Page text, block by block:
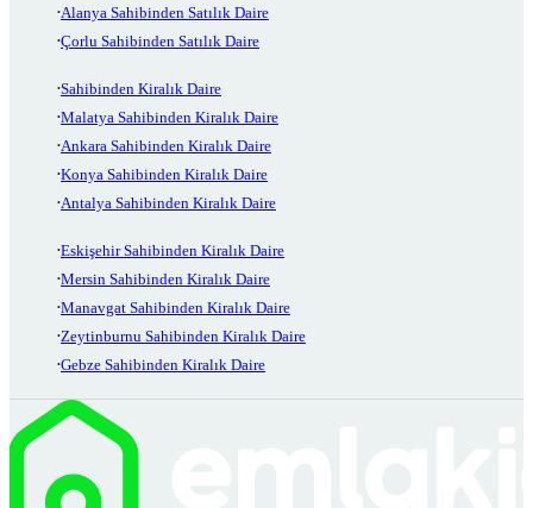
Alanya Sahibinden Satılık Daire
Çorlu Sahibinden Satılık Daire
Sahibinden Kiralık Daire
Malatya Sahibinden Kiralık Daire
Ankara Sahibinden Kiralık Daire
Konya Sahibinden Kiralık Daire
Antalya Sahibinden Kiralık Daire
Eskişehir Sahibinden Kiralık Daire
Mersin Sahibinden Kiralık Daire
Manavgat Sahibinden Kiralık Daire
Zeytinburnu Sahibinden Kiralık Daire
Gebze Sahibinden Kiralık Daire